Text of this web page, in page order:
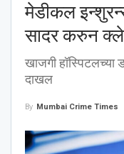
मेडीकल
सादर करुन
खाजगी हॉस्पिटलच्या
दाखल
By Mumbai Crime Times